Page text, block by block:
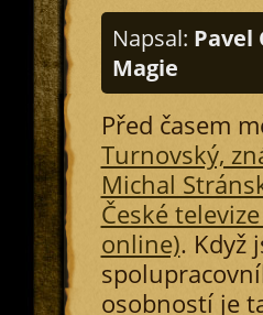
Napsal: Pavel
Magie
Před časem
Turnovský,
Michal
České
online). Když
osobností je